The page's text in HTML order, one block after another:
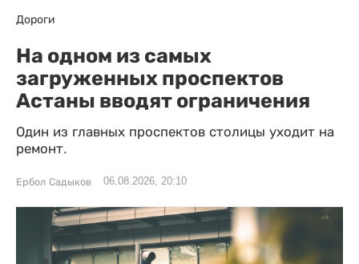
Дороги
На одном из самых
загруженных проспектов
Астаны вводят ограничения
Один из главных проспектов столицы уходит на
ремонт.
Ербол Садыков 06.08.2026, 20:10